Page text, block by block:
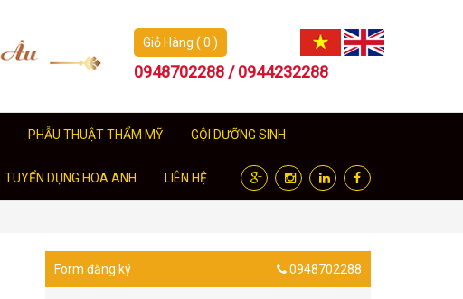
Giỏ Hàng ( 0 )
0948702288 / 0944232288
PHẪU THUẬT THẨM MỸ GỘI DƯỠNG SINH
TUYỂN DỤNG HOA ANH LIÊN HỆ
Form đăng ký 0948702288